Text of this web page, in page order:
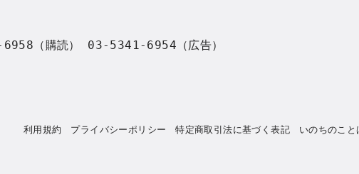
（購読） 03-5341-6954（広告）
利用規約 プライバシーポリシー 特定商取引法に基づく表記 いのちのこと